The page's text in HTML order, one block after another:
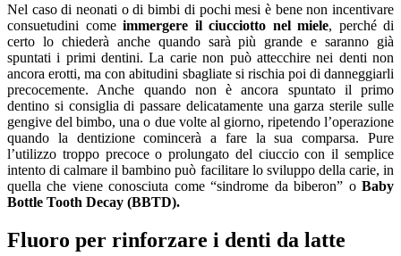
Nel caso di neonati o di bimbi di pochi mesi è bene non incentivare
consuetudini come immergere il ciucciotto nel miele, perché di
certo lo chiederà anche quando sarà più grande e saranno già
spuntati i primi dentini. La carie non può attecchire nei denti non
ancora erotti, ma con abitudini sbagliate si rischia poi di danneggiarli
precocemente. Anche quando non è ancora spuntato il primo
dentino si consiglia di passare delicatamente una garza sterile sulle
gengive del bimbo, una o due volte al giorno, ripetendo l’operazione
quando la dentizione comincerà a fare la sua comparsa. Pure
l’utilizzo troppo precoce o prolungato del ciuccio con il semplice
intento di calmare il bambino può facilitare lo sviluppo della carie, in
quella che viene conosciuta come “sindrome da biberon” o Baby
Bottle Tooth Decay (BBTD).
Fluoro per rinforzare i denti da latte